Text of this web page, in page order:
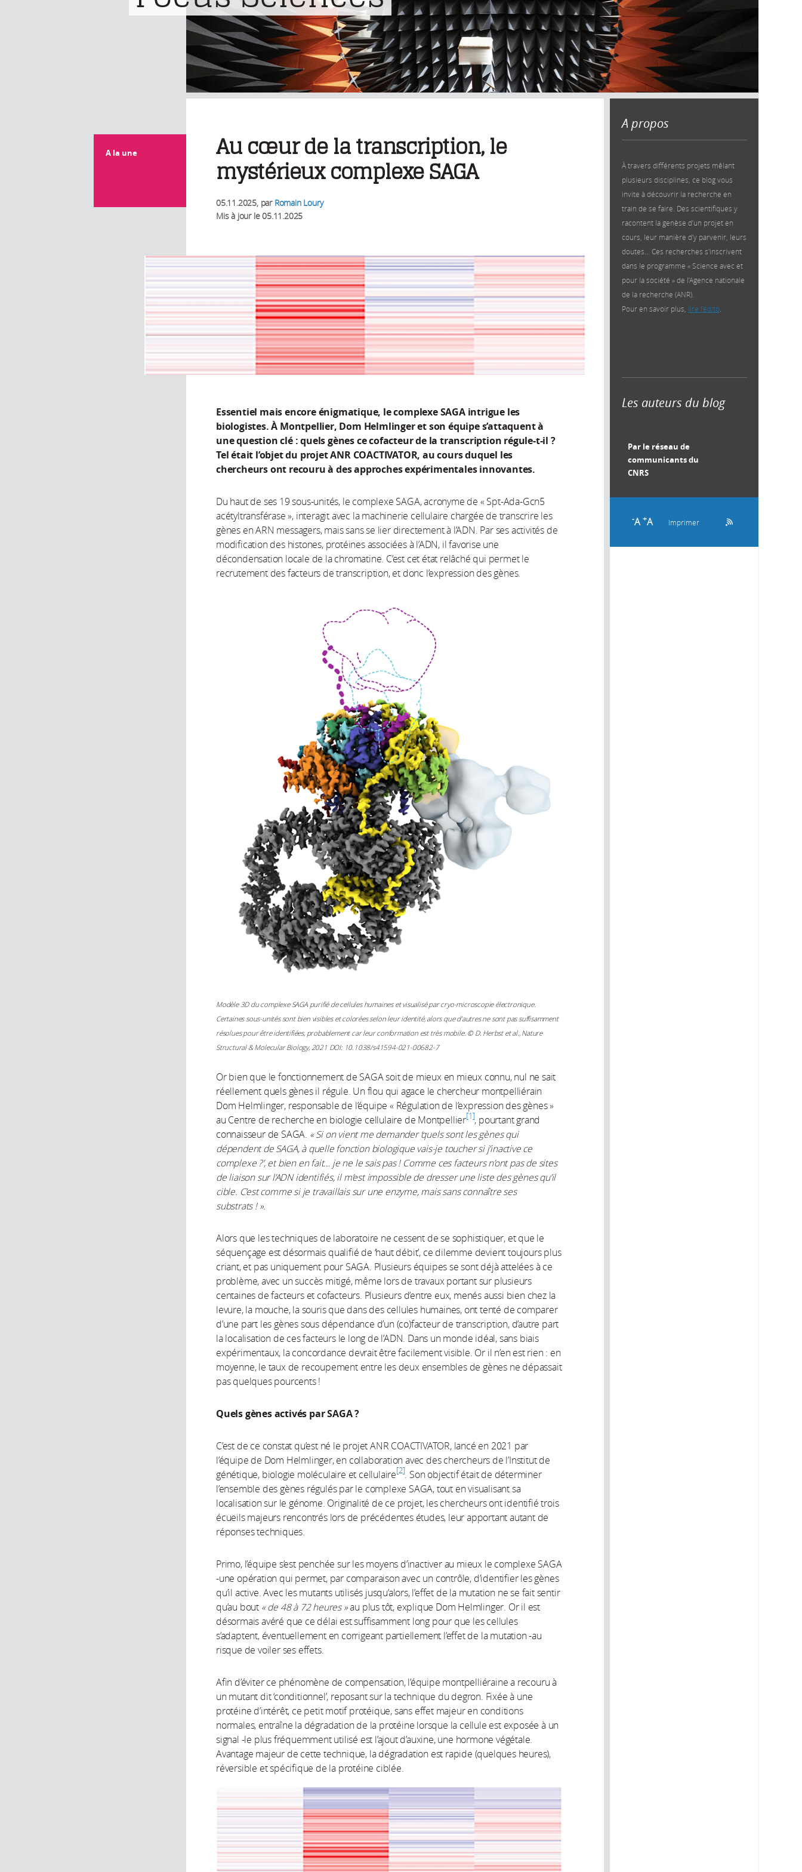
A propos
À travers différents projets mêlant
plusieurs disciplines, ce blog vous
invite à découvrir la recherche en
train de se faire. Des scientifiques y
racontent la genèse d’un projet en
cours, leur manière d’y parvenir, leurs
doutes… Ces recherches s'inscrivent
dans le programme « Science avec et
pour la société » de l’Agence nationale
de la recherche (ANR).
Pour en savoir plus, lire l'édito
Les auteurs du blog
Par le réseau de
communicants du
CNRS
-A +A Imprimer
A la une
Au cœur de la transcription, le
mystérieux complexe SAGA
05.11.2025, par Romain Loury
Mis à jour le05.11.2025
Essentiel mais encore énigmatique, le complexe SAGA intrigue les
biologistes. À Montpellier, Dom Helmlinger et son équipe s’attaquent à
une question clé : quels gènes ce cofacteur de la transcription régule-t-il ?
Tel était l’objet du projet ANR COACTIVATOR, au cours duquel les
chercheurs ont recouru à des approches expérimentales innovantes.
Du haut de ses 19 sous-unités, le complexe SAGA, acronyme de « Spt-Ada-Gcn5
acétyltransférase », interagit avec la machinerie cellulaire chargée de transcrire les
gènes en ARN messagers, mais sans se lier directement à l’ADN. Par ses activités de
modification des histones, protéines associées à l’ADN, il favorise une
décondensation locale de la chromatine. C’est cet état relâché qui permet le
recrutement des facteurs de transcription, et donc l’expression des gènes.
Modèle 3D du complexe SAGA purifié de cellules humaines et visualisé par cryo-microscopie électronique.
Certaines sous-unités sont bien visibles et colorées selon leur identité, alors que d’autres ne sont pas suffisamment
résolues pour être identifiées, probablement car leur conformation est très mobile. © D. Herbst et al., Nature
Structural & Molecular Biology, 2021 DOI: 10.1038/s41594-021-00682-7
Or bien que le fonctionnement de SAGA soit de mieux en mieux connu, nul ne sait
réellement quels gènes il régule. Un flou qui agace le chercheur montpelliérain
Dom Helmlinger, responsable de l’équipe « Régulation de l’expression des gènes »
au Centre de recherche en biologie cellulaire de Montpellier 1 , pourtant grand
connaisseur de SAGA. « Si on vient me demander ‘quels sont les gènes qui
dépendent de SAGA, à quelle fonction biologique vais-je toucher si j’inactive ce
complexe ?’, et bien en fait… je ne le sais pas ! Comme ces facteurs n’ont pas de sites
de liaison sur l’ADN identifiés, il m’est impossible de dresser une liste des gènes qu’il
cible. C’est comme si je travaillais sur une enzyme, mais sans connaître ses
substrats ! ».
Alors que les techniques de laboratoire ne cessent de se sophistiquer, et que le
séquençage est désormais qualifié de ‘haut débit’, ce dilemme devient toujours plus
criant, et pas uniquement pour SAGA. Plusieurs équipes se sont déjà attelées à ce
problème, avec un succès mitigé, même lors de travaux portant sur plusieurs
centaines de facteurs et cofacteurs. Plusieurs d’entre eux, menés aussi bien chez la
levure, la mouche, la souris que dans des cellules humaines, ont tenté de comparer
d’une part les gènes sous dépendance d’un (co)facteur de transcription, d’autre part
la localisation de ces facteurs le long de l’ADN. Dans un monde idéal, sans biais
expérimentaux, la concordance devrait être facilement visible. Or il n’en est rien : en
moyenne, le taux de recoupement entre les deux ensembles de gènes ne dépassait
pas quelques pourcents !
Quels gènes activés par SAGA ?
C’est de ce constat qu’est né le projet ANR COACTIVATOR, lancé en 2021 par
l’équipe de Dom Helmlinger, en collaboration avec des chercheurs de l’Institut de
génétique, biologie moléculaire et cellulaire 2
. Son objectif était de déterminer
l’ensemble des gènes régulés par le complexe SAGA, tout en visualisant sa
localisation sur le génome. Originalité de ce projet, les chercheurs ont identifié trois
écueils majeurs rencontrés lors de précédentes études, leur apportant autant de
réponses techniques.
Primo, l’équipe s’est penchée sur les moyens d’inactiver au mieux le complexe SAGA
-une opération qui permet, par comparaison avec un contrôle, d’identifier les gènes
qu’il active. Avec les mutants utilisés jusqu’alors, l’effet de la mutation ne se fait sentir
qu’au bout « de 48 à 72 heures »au plus tôt, explique Dom Helmlinger. Or il est
désormais avéré que ce délai est suffisamment long pour que les cellules
s’adaptent, éventuellement en corrigeant partiellement l’effet de la mutation -au
risque de voiler ses effets.
Afin d’éviter ce phénomène de compensation, l’équipe montpelliéraine a recouru à
un mutant dit ‘conditionnel’, reposant sur la technique du degron. Fixée à une
protéine d’intérêt, ce petit motif protéique, sans effet majeur en conditions
normales, entraîne la dégradation de la protéine lorsque la cellule est exposée à un
signal -le plus fréquemment utilisé est l’ajout d’auxine, une hormone végétale.
Avantage majeur de cette technique, la dégradation est rapide (quelques heures),
réversible et spécifique de la protéine ciblée.